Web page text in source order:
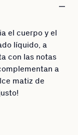
el cuerpo y el
líquido, a
con las notas
a
matiz de